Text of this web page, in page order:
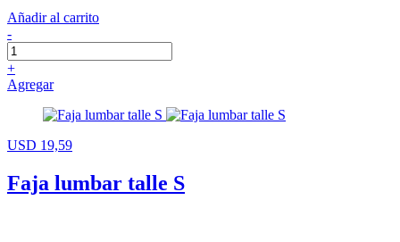
Añadir al carrito
-
+
Agregar
USD 19,59
Faja lumbar talle S